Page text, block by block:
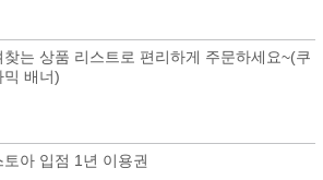
찾는 상품 리스트로 편리하게 주문하세요~(쿠
믹 배너)
토아 입점 1년 이용권